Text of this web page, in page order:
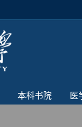
本科书院 医